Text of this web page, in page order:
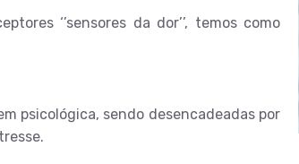
‘’sensores da dor’’, temos como
psicológica, sendo desencadeadas por